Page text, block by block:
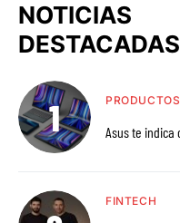
NOTICIAS
DESTACADAS
PRODUCTOS
Asus te indica
FINTECH